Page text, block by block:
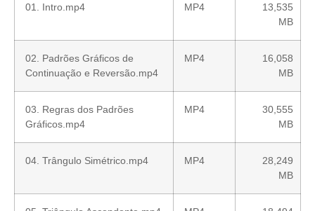
01. Intro.mp4 MP4
13,535
MB
02. Padrões Gráficos de
Continuação e Reversão.mp4
MP4
16,058
MB
03. Regras dos Padrões
Gráficos.mp4
MP4
30,555
MB
04. Trângulo Simétrico.mp4 MP4
28,249
MB